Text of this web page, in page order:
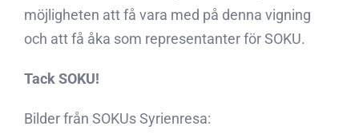
möjligheten att få vara med på denna vigning
och att få åka som representanter för SOKU.
Tack SOKU!
Bilder från SOKUs Syrienresa: